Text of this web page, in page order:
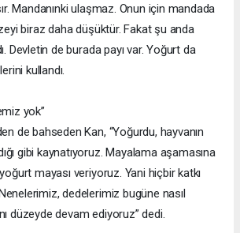
Mandanınki ulaşmaz. Onun için mandada
biraz daha düşüktür. Fakat şu anda
Devletin de burada payı var. Yoğurt da
kullandı.
yok”
de bahseden Kan, “Yoğurdu, hayvanın
gibi kaynatıyoruz. Mayalama aşamasına
mayası veriyoruz. Yani hiçbir katkı
dedelerimiz bugüne nasıl
düzeyde devam ediyoruz” dedi.